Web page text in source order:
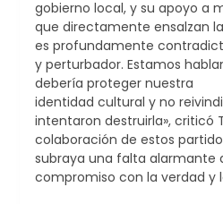
gobierno local, y su apoyo a
que directamente ensalzan
es profundamente
y perturbador. Estamos
debería proteger nuestra
identidad cultural y no
intentaron destruirla», criticó
colaboración de estos
subraya una falta alarmante
compromiso con la verdad y